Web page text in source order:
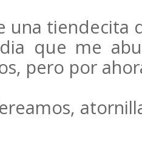
una
que me
pero por